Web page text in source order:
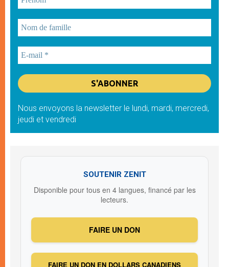
Nous envoyons la newsletter le lundi, mardi, mercredi,
jeudi et vendredi
SOUTENIR ZENIT
Disponible pour tous en 4 langues, financé par les
lecteurs.
FAIRE UN DON
FAIRE UN DON EN DOLLARS CANADIENS